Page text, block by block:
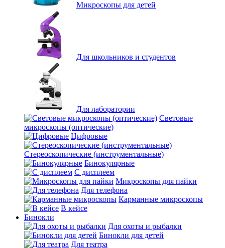
Микроскопы для детей
Для школьников и студентов
Для лаборатории
Световые
микроскопы (оптические)
Цифровые
Стереоскопические (инструментальные)
Бинокулярные
С дисплеем
Микроскопы для пайки
Для телефона
Карманные микроскопы
В кейсе
Бинокли
Для охоты и рыбалки
Бинокли для детей
Для театра